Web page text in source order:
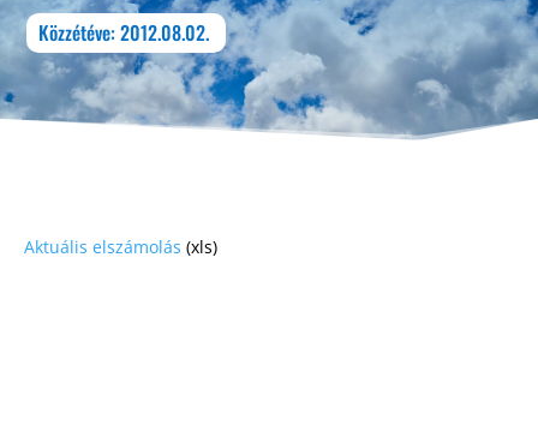
Közzétéve: 2012.08.02.
Aktuális elszámolás (xls)